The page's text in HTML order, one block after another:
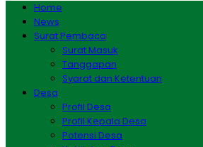
Home
News
Surat Pembaca
Surat Masuk
Tanggapan
Syarat dan Ketentuan
Desa
Profil Desa
Profil Kepala Desa
Potensi Desa